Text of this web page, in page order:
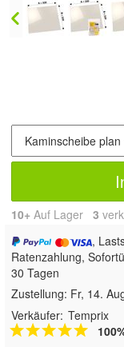
10+ Auf Lager 3
,
Ratenzahlung,
30 Tagen
Zustellung: Fr, 14.
Verkäufer: Temprix